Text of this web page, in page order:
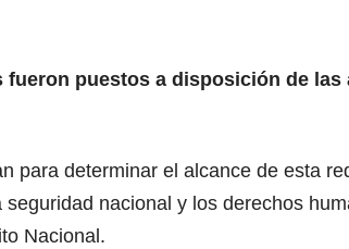
fueron puestos a disposición de las
para determinar el alcance de esta
nacional y los derechos
Nacional.